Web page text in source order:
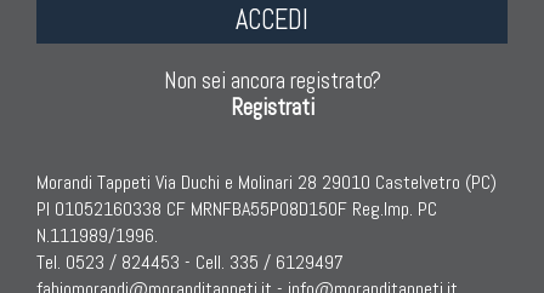
ACCEDI
Non sei ancora registrato?
Registrati
Morandi Tappeti Via Duchi e Molinari 28 29010 Castelvetro (PC)
PI 01052160338 CF MRNFBA55P08D150F Reg.Imp. PC
N.111989/1996.
Tel. 0523 / 824453 - Cell. 335 / 6129497